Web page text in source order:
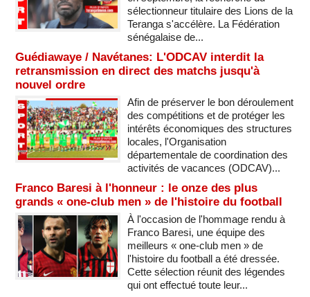
sélectionneur titulaire des Lions de la
Teranga s'accélère. La Fédération
sénégalaise de...
Guédiawaye / Navétanes: L'ODCAV interdit la
retransmission en direct des matchs jusqu'à
nouvel ordre
Afin de préserver le bon déroulement
des compétitions et de protéger les
intérêts économiques des structures
locales, l'Organisation
départementale de coordination des
activités de vacances (ODCAV)...
Franco Baresi à l'honneur : le onze des plus
grands « one-club men » de l'histoire du football
À l'occasion de l'hommage rendu à
Franco Baresi, une équipe des
meilleurs « one-club men » de
l'histoire du football a été dressée.
Cette sélection réunit des légendes
qui ont effectué toute leur...